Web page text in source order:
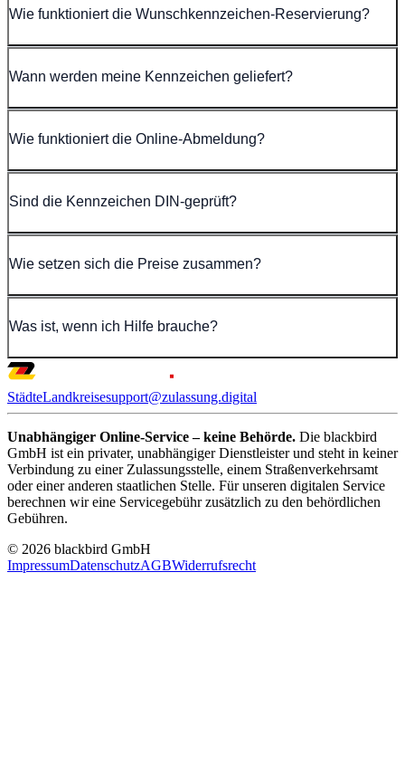
Wie funktioniert die Wunschkennzeichen-Reservierung?
Wann werden meine Kennzeichen geliefert?
Wie funktioniert die Online-Abmeldung?
Sind die Kennzeichen DIN-geprüft?
Wie setzen sich die Preise zusammen?
Was ist, wenn ich Hilfe brauche?
StädteLandkreisesupport@zulassung.digital
Unabhängiger Online-Service – keine Behörde. Die blackbird
GmbH ist ein privater, unabhängiger Dienstleister und steht in keiner
Verbindung zu einer Zulassungsstelle, einem Straßenverkehrsamt
oder einer anderen staatlichen Stelle. Für unseren digitalen Service
berechnen wir eine Servicegebühr zusätzlich zu den behördlichen
Gebühren.
© 2026 blackbird GmbH
ImpressumDatenschutzAGBWiderrufsrecht